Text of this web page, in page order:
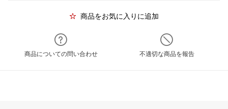
商品をお気に入りに追加
商品についての問い合わせ 不適切な商品を報告